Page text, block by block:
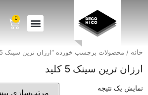
0
خانه / محصولات برچسب خورده “ارزان ترین سینک 5 کلید”
ارزان ترین سینک 5 کلید
نمایش یک نتیجه